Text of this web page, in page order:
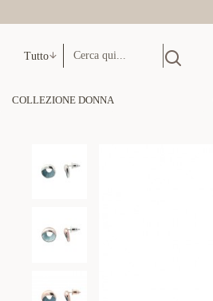
Tutto
COLLEZIONE DONNA